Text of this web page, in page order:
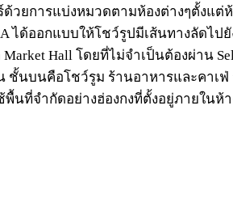
ยการแบ่งหมวดตามห้องต่างๆตั้งแต่
ด้ออกแบบให้โชว์รูปมีเส้นทางลัดไป
Hall โดยที่ไม่จำเป็นต้องผ่าน
นบนคือโชว์รูม ร้านอาหารและคาเฟ่
ที่จำกัดอย่างฮ่องกงที่ตั้งอยู่ภายในห้า